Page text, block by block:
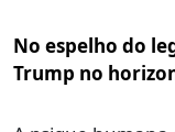
No espelho do
Trump no